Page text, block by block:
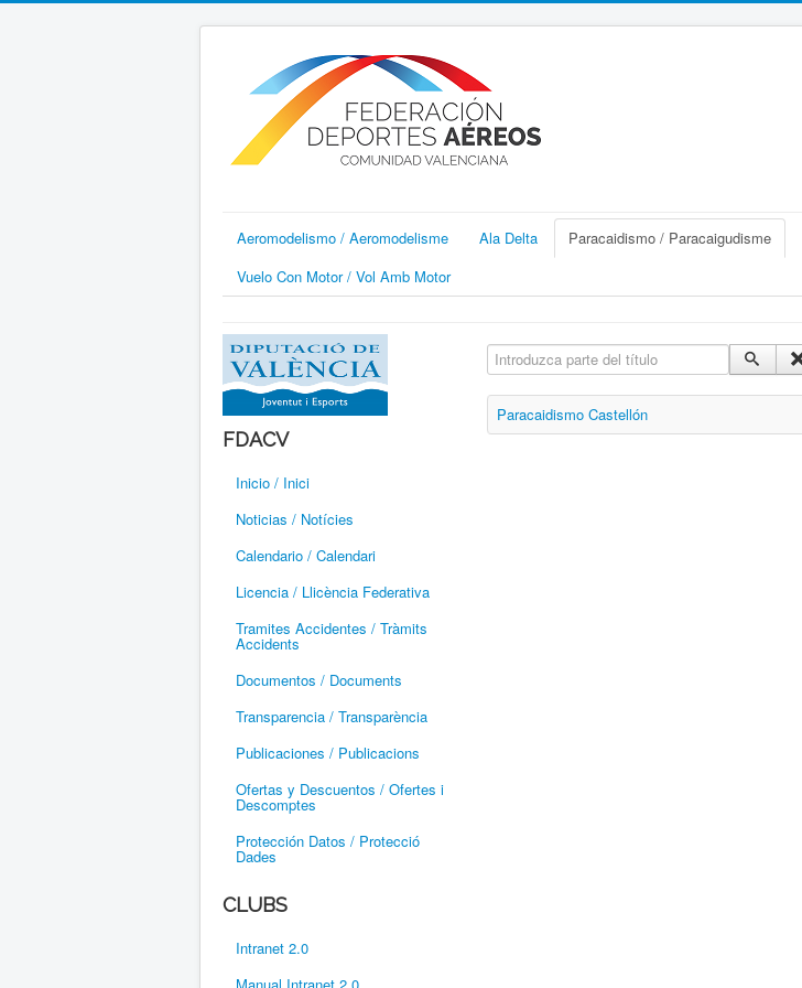
Aeromodelismo / Aeromodelisme Ala Delta Paracaidismo / Paracaigudisme
Vuelo Con Motor / Vol Amb Motor
FDACV
Inicio / Inici
Noticias / Notícies
Calendario / Calendari
Licencia / Llicència Federativa
Tramites Accidentes / Tràmits
Accidents
Documentos / Documents
Transparencia / Transparència
Publicaciones / Publicacions
Ofertas y Descuentos / Ofertes i
Descomptes
Protección Datos / Protecció
Dades
CLUBS
Intranet 2.0
Manual Intranet 2.0
Introduzca parte del título
Paracaidismo Castellón